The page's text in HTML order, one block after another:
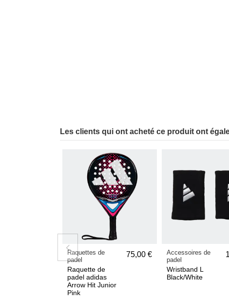
Les clients qui ont acheté ce produit ont
Raquettes de
padel
Raquette de
padel adidas
Arrow Hit Junior
Pink
75,00 €
Accessoires de
padel
Wristband L
Black/White